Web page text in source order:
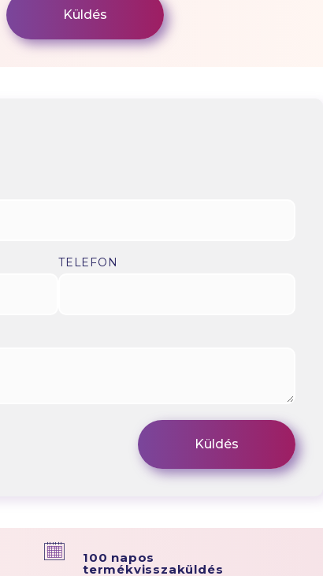
TELEFON
100 napos
termékvisszaküldés